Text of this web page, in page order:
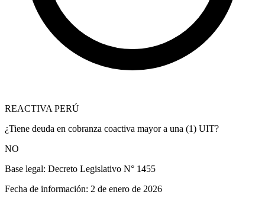
REACTIVA PERÚ
¿Tiene deuda en cobranza coactiva mayor a una (1) UIT?
NO
Base legal: Decreto Legislativo N° 1455
Fecha de información: 2 de enero de 2026